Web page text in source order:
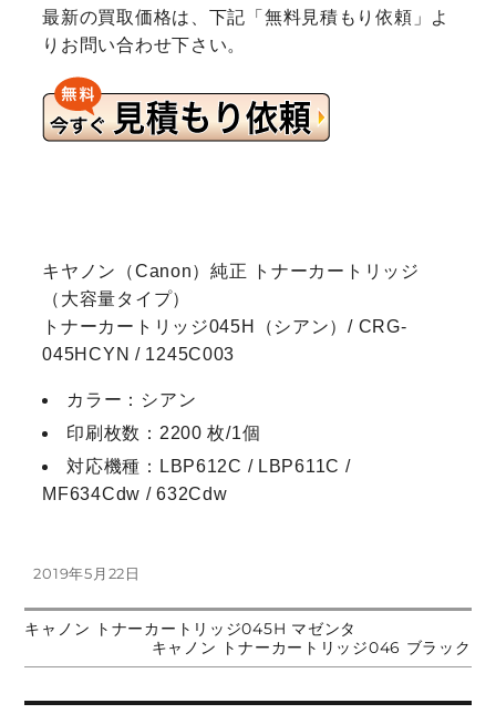
最新の買取価格は、下記「無料見積もり依頼」よ
りお問い合わせ下さい。
キヤノン（Canon）純正 トナーカートリッジ
（大容量タイプ）
トナーカートリッジ045H（シアン）/ CRG-
045HCYN / 1245C003
カラー：シアン
印刷枚数：2200 枚/1個
対応機種：LBP612C / LBP611C /
MF634Cdw / 632Cdw
投
2019年5月22日
投
前
投
キャノン トナーカートリッジ045H マゼンタ
の
稿:
キャノン トナーカートリッジ046 ブラック